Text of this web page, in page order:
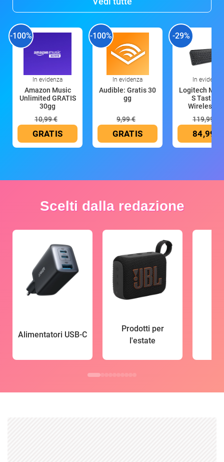
-100%
In evidenza
Amazon Music
Unlimited GRATIS
30gg
10,99 €
GRATIS
-100%
In evidenza
Audible: Gratis 30
gg
9,99 €
GRATIS
-29%
In evidenza
Logitech MX
S Tastiera
Wireless
119,99 €
84,99 €
Scelti dalla redazione
Alimentatori USB-C
Prodotti per
l'estate